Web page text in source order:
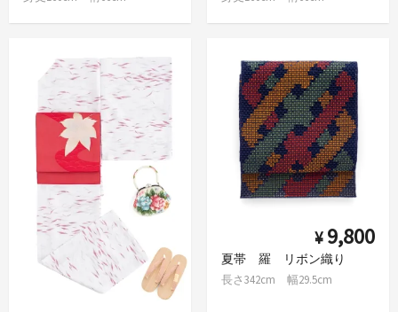
¥ 9,800
夏帯 羅 リボン織り
長さ342cm 幅29.5cm